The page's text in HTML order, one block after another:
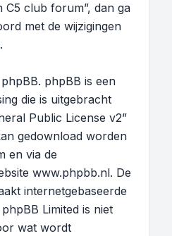
C5 club forum”, dan ga
met de wijzigingen
phpBB is een
die is uitgebracht
Public License v2”
gedownload worden
en via de
www.phpbb.nl. De
internetgebaseerde
Limited is niet
wat wordt